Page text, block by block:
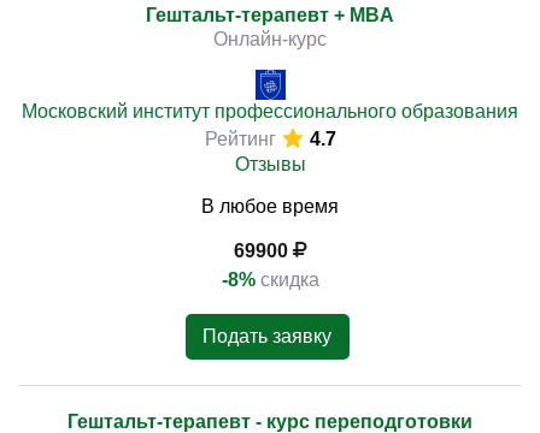
Гештальт-терапевт + MBA
Онлайн-курс
Московский институт профессионального образования
Рейтинг
4.7
Отзывы
В любое время
69900
-8% скидка
Подать заявку
Гештальт-терапевт - курс переподготовки